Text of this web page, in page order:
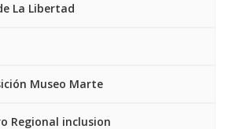
La Libertad
Museo Marte
Regional inclusion